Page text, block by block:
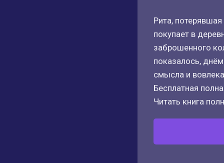
Рита,
покупает в
заброшенного
показалось,
смысла и
Бесплатная
Читать книга